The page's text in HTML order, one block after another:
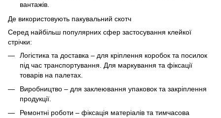
вантажів.
Де використовують пакувальний скотч
Серед найбільш популярних сфер застосування клейкої
стрічки:
Логістика та доставка – для кріплення коробок та посилок
під час транспортування. Для маркування та фіксації
товарів на палетах.
Виробництво – для заклеювання упаковок та закріплення
продукції.
Ремонтні роботи – фіксація матеріалів та тимчасова